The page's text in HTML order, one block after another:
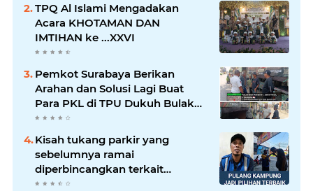
TPQ Al Islami Mengadakan
Acara KHOTAMAN DAN
IMTIHAN ke ...XXVI
Pemkot Surabaya Berikan
Arahan dan Solusi Lagi Buat
Para PKL di TPU Dukuh Bulak
Banteng Surabaya
Kisah tukang parkir yang
sebelumnya ramai
diperbincangkan terkait
persoalan parkir gratis di